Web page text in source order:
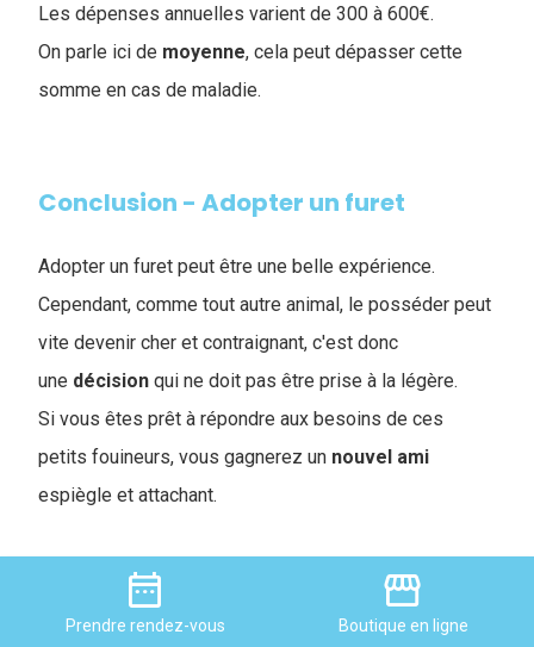
Les dépenses annuelles varient de 300 à 600€.
On parle ici de moyenne, cela peut dépasser cette
somme en cas de maladie.
Conclusion - Adopter un furet
Adopter un furet peut être une belle expérience.
Cependant, comme tout autre animal, le posséder peut
vite devenir cher et contraignant, c'est donc
une décision qui ne doit pas être prise à la légère.
Si vous êtes prêt à répondre aux besoins de ces
petits fouineurs, vous gagnerez un nouvel ami
espiègle et attachant.
date_range
Prendrerendez-vous
storefront
Boutique en ligne